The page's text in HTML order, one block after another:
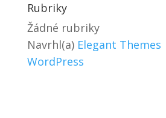
Rubriky
Žádné rubriky
Navrhl(a) Elegant Themes
WordPress